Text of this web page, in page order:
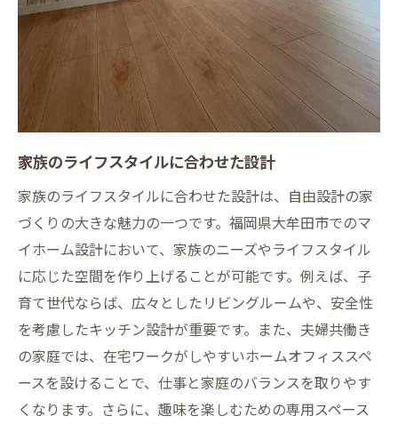
家族のライフスタイルに合わせた設計
家族のライフスタイルに合わせた設計は、自由設計の家
づくりの大きな魅力の一つです。福岡県大牟田市でのマ
イホーム設計において、家族のニーズやライフスタイル
に応じた空間を作り上げることが可能です。例えば、子
育て世代ならば、広々としたリビングルームや、安全性
を考慮したキッチン設計が重要です。また、夫婦共働き
の家庭では、在宅ワークがしやすいホームオフィススペ
ースを設けることで、仕事と家庭のバランスを取りやす
くなります。さらに、趣味を楽しむための専用スペース